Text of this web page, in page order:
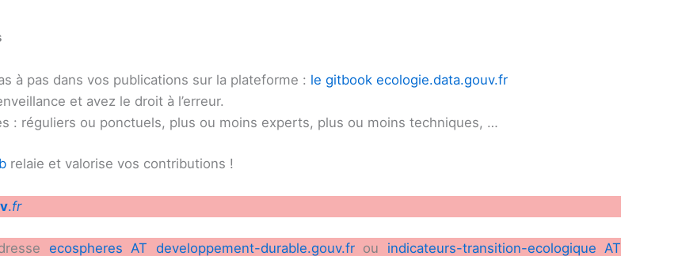
à pas dans vos publications sur la plateforme : le gitbook ecologie.data.gouv.fr
et avez le droit à l’erreur.
: réguliers ou ponctuels, plus ou moins experts, plus ou moins techniques, …
relaie et valorise vos contributions !
.fr
ecospheres AT developpement-durable.gouv.frou indicateurs-transition-ecologique AT